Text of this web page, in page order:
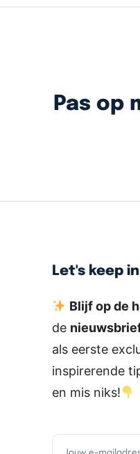
Pas op
Let's keep
Blijf op de
de
als eerste
inspirerende
en mis niks!